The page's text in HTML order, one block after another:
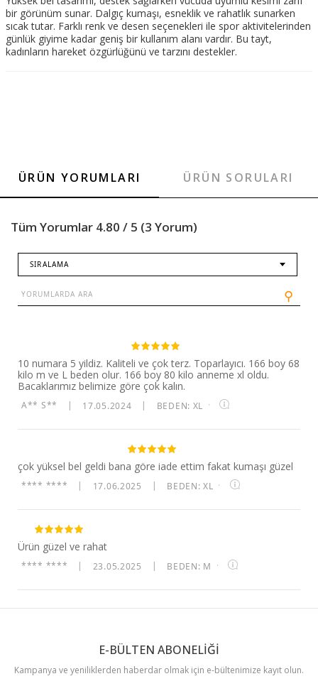
bir görünüm sunar. Dalgıç kumaşı, esneklik ve rahatlık sunarken
sıcak tutar. Farklı renk ve desen seçenekleri ile spor aktivitelerinden
günlük giyime kadar geniş bir kullanım alanı vardır. Bu tayt,
kadınların hareket özgürlüğünü ve tarzını destekler.
ÜRÜN YORUMLARI ÜRÜN SORULARI
Tüm Yorumlar 4.80 / 5 (3 Yorum)
SIRALAMA
⚲
10 numara 5 yildiz. Kaliteli ve çok terz. Toparlayıcı. 166 boy 68
kilo m ve L beden olur. 166 boy 80 kilo anneme xl oldu.
Bacaklarımız belimize göre çok kalın.
A** S** 17.05.2024 BEDEN: XL ·
çok yüksel bel geldi bana göre iade ettim fakat kumaşı güzel
**** **** 17.06.2025 BEDEN: XL ·
Ürün güzel ve rahat
**** **** 23.05.2025 BEDEN: M ·
E-BÜLTEN ABONELİĞİ
Kampanya ve yeniliklerden haberdar olmak için e-bültenimize kayıt olun.